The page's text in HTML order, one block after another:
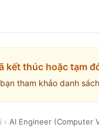
kết thúc hoặc tạm
tham khảo danh
› AI Engineer (Computer